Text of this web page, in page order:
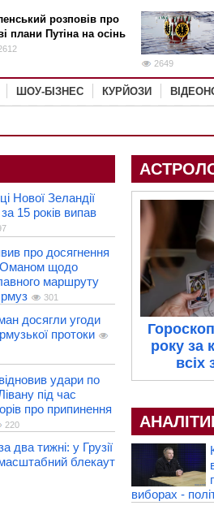
розповів про
плани Путіна на осінь
2649
ШОУ-БІЗНЕС КУРЙОЗИ
Нової Зеландії
15 років випав
про досягнення
Оманом щодо
маршруту
301
досягли угоди
протоки
удари по
під час
про припинення
220
два тижні: у Грузії
блекаут
року за
всіх
виборах -